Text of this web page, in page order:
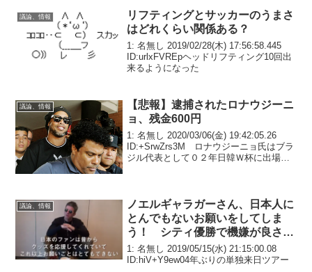
議論、情報
リフティングとサッカーのうまさ
はどれくらい関係ある？
1: 名無し 2019/02/28(木) 17:56:58.445
ID:urlxFVREpヘッドリフティング10回出
来るようになった
議論、情報
【悲報】逮捕されたロナウジーニ
ョ、残金600円
1: 名無し 2020/03/06(金) 19:42:05.26
ID:+SrwZrs3M ロナウジーニョ氏はブラ
ジル代表として０２年日韓Ｗ杯に出場。
議論、情報
ノエルギャラガーさん、日本人に
とんでもないお願いをしてしま
う！ シティ優勝で機嫌が良さそ
う
1: 名無し 2019/05/15(水) 21:15:00.08
ID:hiV+Y9ew04年ぶりの単独来日ツアー